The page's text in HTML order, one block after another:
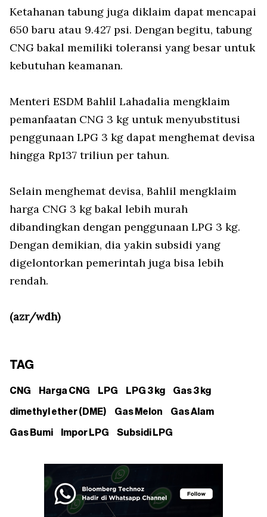
Ketahanan tabung juga diklaim dapat mencapai
650 baru atau 9.427 psi. Dengan begitu, tabung
CNG bakal memiliki toleransi yang besar untuk
kebutuhan keamanan.
Menteri ESDM Bahlil Lahadalia mengklaim
pemanfaatan CNG 3 kg untuk menyubstitusi
penggunaan LPG 3 kg dapat menghemat devisa
hingga Rp137 triliun per tahun.
Selain menghemat devisa, Bahlil mengklaim
harga CNG 3 kg bakal lebih murah
dibandingkan dengan penggunaan LPG 3 kg.
Dengan demikian, dia yakin subsidi yang
digelontorkan pemerintah juga bisa lebih
rendah.
(azr/wdh)
TAG
CNG Harga CNG LPG LPG 3 kg Gas 3 kg
dimethyl ether (DME) Gas Melon Gas Alam
Gas Bumi Impor LPG Subsidi LPG